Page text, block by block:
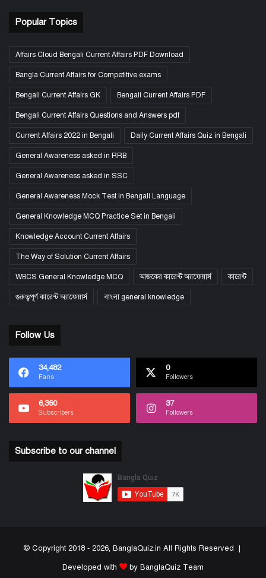
Popular Topics
Affairs Cloud Bengali Current Affairs PDF Download
Bangla Current Affairs for Competitive exams
Bengali Current Affairs GK Bengali Current Affairs PDF
Bengali Current Affairs Questions and Answers pdf
Current Affairs 2022 in Bengali Daily Current Affairs Quiz in Bengali
General Awareness asked in RRB
General Awareness asked in SSC
General Awareness Mock Test in Bengali Language
General Knowledge MCQ Practice Set in Bengali
Knowledge Account Current Affairs
The Way of Solution Current Affairs
WBCS General Knowledge MCQ আজকের কারেন্ট অ্যাফেয়ার্স কারেন্ট
গুরুত্বপূর্ণ কারেন্ট অ্যাফেয়ার্স বাংলা general knowledge
Follow Us
34,482
Fans
0
Followers
6,360
Subscribers
37
Followers
Subscribe to our channel
© Copyright 2018 - 2026, BanglaQuiz.in All Rights Reserved |
Developed with
by BanglaQuiz Team